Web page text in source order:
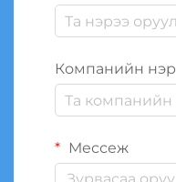
Компанийн нэр
Мессеж